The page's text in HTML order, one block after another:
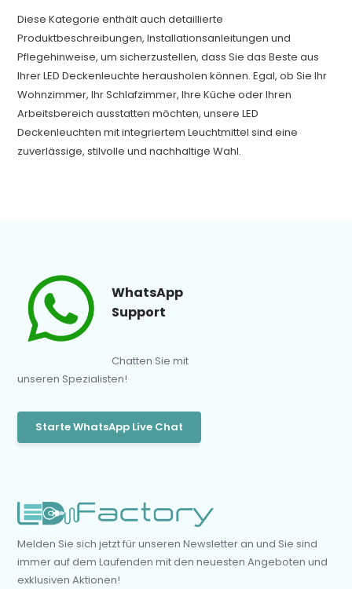
Diese Kategorie enthält auch detaillierte
Produktbeschreibungen, Installationsanleitungen und
Pflegehinweise, um sicherzustellen, dass Sie das Beste aus
Ihrer LED Deckenleuchte herausholen können. Egal, ob Sie Ihr
Wohnzimmer, Ihr Schlafzimmer, Ihre Küche oder Ihren
Arbeitsbereich ausstatten möchten, unsere LED
Deckenleuchten mit integriertem Leuchtmittel sind eine
zuverlässige, stilvolle und nachhaltige Wahl.
WhatsApp
Support
Chatten Sie mit
unseren Spezialisten!
Starte WhatsApp Live Chat
Melden Sie sich jetzt für unseren Newsletter an und Sie sind
immer auf dem Laufenden mit den neuesten Angeboten und
exklusiven Aktionen!